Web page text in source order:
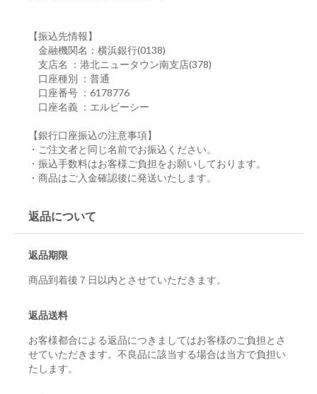
【振込先情報】
金融機関名：横浜銀行(0138)
支店名 ：港北ニュータウン南支店(378)
口座種別 ：普通
口座番号 ：6178776
口座名義 ：エルビーシー
【銀行口座振込の注意事項】
・ご注文者と同じ名前でお振込ください。
・振込手数料はお客様ご負担をお願いしております。
・商品はご入金確認後に発送いたします。
返品について
返品期限
商品到着後７日以内とさせていただきます。
返品送料
お客様都合による返品につきましてはお客様のご負担とさ
せていただきます。不良品に該当する場合は当方で負担い
たします。